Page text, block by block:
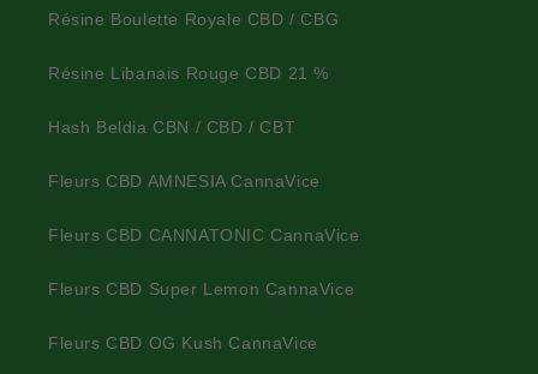
Résine Boulette Royale CBD / CBG
Résine Libanais Rouge CBD 21 %
Hash Beldia CBN / CBD / CBT
Fleurs CBD AMNESIA CannaVice
Fleurs CBD CANNATONIC CannaVice
Fleurs CBD Super Lemon CannaVice
Fleurs CBD OG Kush CannaVice